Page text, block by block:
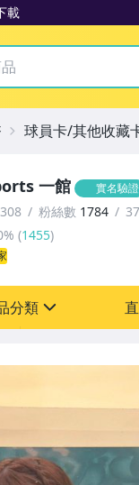
載
一館 實名驗證
粉絲數 1784
(1455)
分類
球員卡/其他收藏